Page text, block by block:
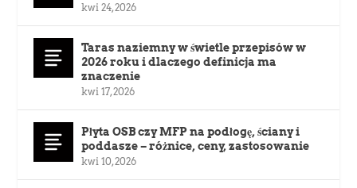
kwi 24, 2026
Taras naziemny w świetle przepisów w
2026 roku i dlaczego definicja ma
znaczenie
kwi 17, 2026
Płyta OSB czy MFP na podłogę, ściany i
poddasze – różnice, ceny, zastosowanie
kwi 10, 2026